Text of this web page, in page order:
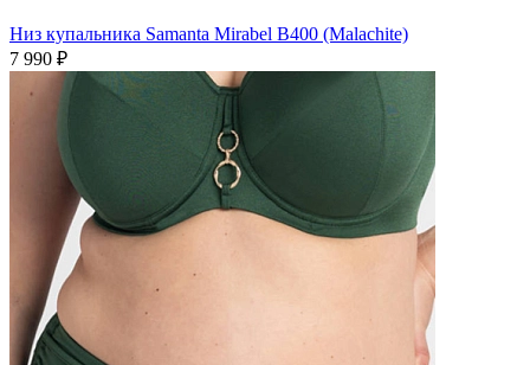
Низ купальника Samanta Mirabel B400 (Malachite)
7 990 ₽